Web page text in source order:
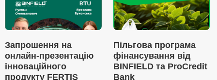
Запрошення на
онлайн-презентацію
інноваційного
продукту FERTIS
Пільгова програма
фінансування від
BINFIELD та ProCredit
Bank